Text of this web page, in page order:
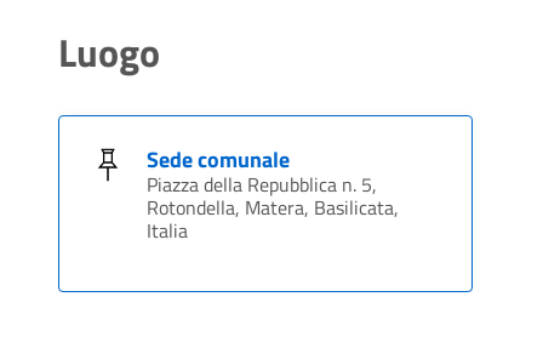
Luogo
Sede comunale
Piazza della Repubblica n. 5,
Rotondella, Matera, Basilicata,
Italia